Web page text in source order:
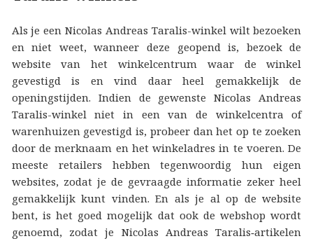
Als je een Nicolas Andreas Taralis-winkel wilt bezoeken
en niet weet, wanneer deze geopend is, bezoek de
website van het winkelcentrum waar de winkel
gevestigd is en vind daar heel gemakkelijk de
openingstijden. Indien de gewenste Nicolas Andreas
Taralis-winkel niet in een van de winkelcentra of
warenhuizen gevestigd is, probeer dan het op te zoeken
door de merknaam en het winkeladres in te voeren. De
meeste retailers hebben tegenwoordig hun eigen
websites, zodat je de gevraagde informatie zeker heel
gemakkelijk kunt vinden. En als je al op de website
bent, is het goed mogelijk dat ook de webshop wordt
genoemd, zodat je Nicolas Andreas Taralis‑artikelen